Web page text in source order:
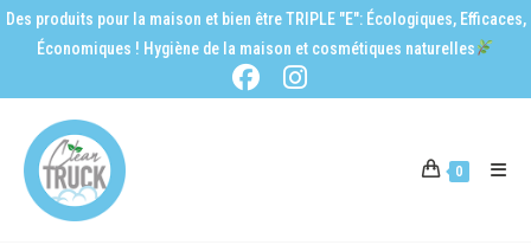
Des produits pour la maison et bien être TRIPLE "E": Écologiques, Efficaces,
Économiques ! Hygiène de la maison et cosmétiques naturelles
0